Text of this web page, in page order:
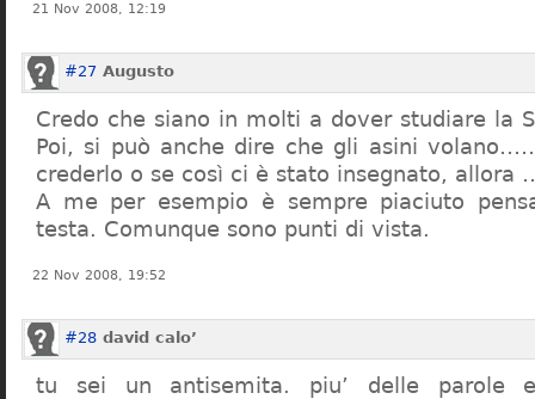
21 Nov 2008, 12:19
#27 Augusto
Credo che siano in molti a dover studiare la
Poi, si può anche dire che gli asini
crederlo o se così ci è stato insegnato,
A me per esempio è sempre piaciuto
testa. Comunque sono punti di vista.
22 Nov 2008, 19:52
#28 david calo’
tu sei un antisemita. piu’ delle parole